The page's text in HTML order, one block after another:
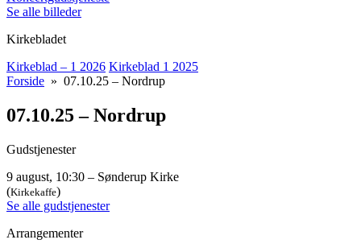
Se alle billeder
Kirkebladet
Kirkeblad – 1 2026 Kirkeblad 1 2025
Forside » 07.10.25 – Nordrup
07.10.25 – Nordrup
Gudstjenester
9 august, 10:30 – Sønderup Kirke
(Kirkekaffe)
Se alle gudstjenester
Arrangementer